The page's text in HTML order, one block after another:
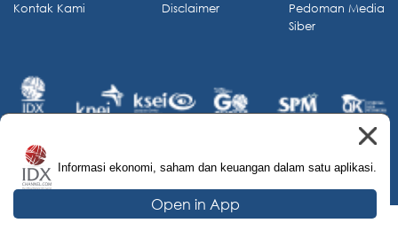
Informasi ekonomi, saham dan keuangan dalam satu aplikasi.
Open in App
Kontak Kami
Disclaimer
Pedoman Media
Siber
© 2026 IDX Channel. All Rights Reserved.